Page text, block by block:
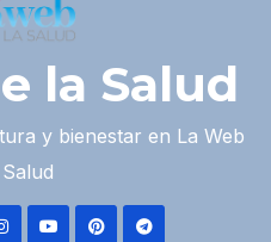
la Salud
y bienestar en La Web